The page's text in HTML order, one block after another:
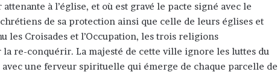
à l’église, et où est gravé le pacte signé avec le
de sa protection ainsi que celle de leurs églises et
les Croisades et l’Occupation, les trois religions
re-conquérir. La majesté de cette ville ignore les luttes du
une ferveur spirituelle qui émerge de chaque parcelle de